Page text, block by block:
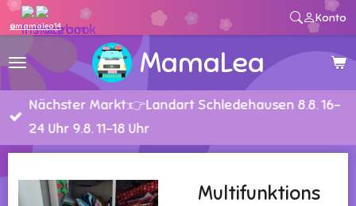
@mamalea14
Konto
Zum
Hauptinhalt
springen
MamaLea
Nächster Markt:👉Landart Schledehausen 8.8. 16-
24 Uhr 9.8. 11-18 Uhr
Multifunktions